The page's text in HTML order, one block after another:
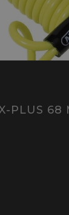
PLUS 68